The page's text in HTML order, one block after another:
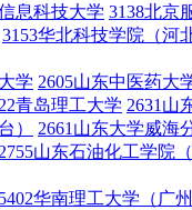
息科技大学 3138北京
3153华北科技学院（河
学 2605山东中医药大
青岛理工大学 2631山
） 2661山东大学威海
2755山东石油化工学院
5402华南理工大学（广州